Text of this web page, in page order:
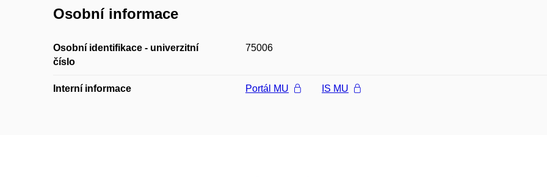
Osobní informace
Osobní identifikace - univerzitní
číslo
75006
Interní informace Portál MU IS MU